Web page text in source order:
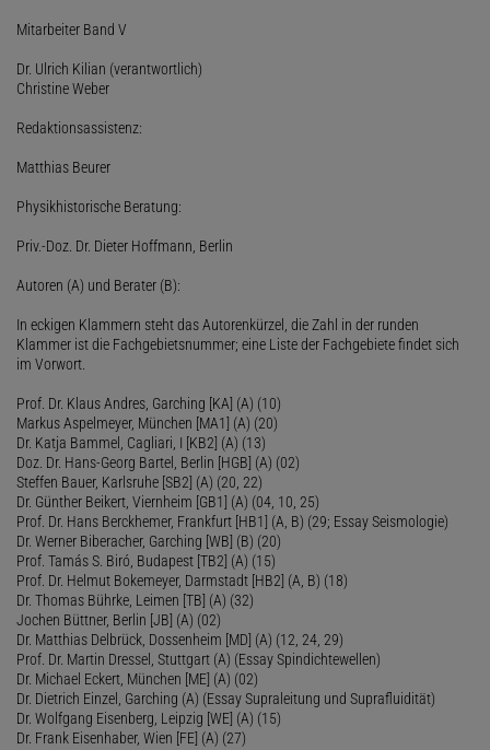
Mitarbeiter Band V
Dr. Ulrich Kilian (verantwortlich)
Christine Weber
Redaktionsassistenz:
Matthias Beurer
Physikhistorische Beratung:
Priv.-Doz. Dr. Dieter Hoffmann, Berlin
Autoren (A) und Berater (B):
In eckigen Klammern steht das Autorenkürzel, die Zahl in der runden
Klammer ist die Fachgebietsnummer; eine Liste der Fachgebiete findet sich
im Vorwort.
Prof. Dr. Klaus Andres, Garching [KA] (A) (10)
Markus Aspelmeyer, München [MA1] (A) (20)
Dr. Katja Bammel, Cagliari, I [KB2] (A) (13)
Doz. Dr. Hans-Georg Bartel, Berlin [HGB] (A) (02)
Steffen Bauer, Karlsruhe [SB2] (A) (20, 22)
Dr. Günther Beikert, Viernheim [GB1] (A) (04, 10, 25)
Prof. Dr. Hans Berckhemer, Frankfurt [HB1] (A, B) (29; Essay Seismologie)
Dr. Werner Biberacher, Garching [WB] (B) (20)
Prof. Tamás S. Biró, Budapest [TB2] (A) (15)
Prof. Dr. Helmut Bokemeyer, Darmstadt [HB2] (A, B) (18)
Dr. Thomas Bührke, Leimen [TB] (A) (32)
Jochen Büttner, Berlin [JB] (A) (02)
Dr. Matthias Delbrück, Dossenheim [MD] (A) (12, 24, 29)
Prof. Dr. Martin Dressel, Stuttgart (A) (Essay Spindichtewellen)
Dr. Michael Eckert, München [ME] (A) (02)
Dr. Dietrich Einzel, Garching (A) (Essay Supraleitung und Suprafluidität)
Dr. Wolfgang Eisenberg, Leipzig [WE] (A) (15)
Dr. Frank Eisenhaber, Wien [FE] (A) (27)